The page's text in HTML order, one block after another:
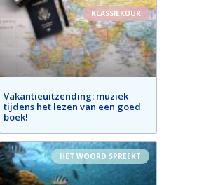
KLASSIEKUUR
Vakantieuitzending: muziek
tijdens het lezen van een goed
boek!
HET WOORD SPREEKT